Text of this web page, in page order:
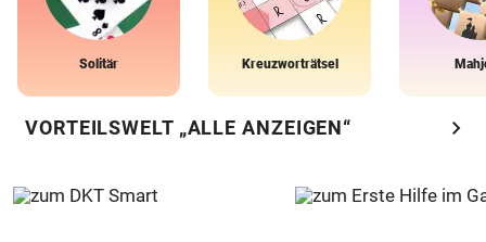
Solitär Kreuzworträtsel
VORTEILSWELT „ALLE ANZEIGEN“ chevron_right